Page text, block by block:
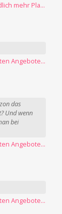
→ iOS 27 macht die Uhr kleiner: Endlich mehr Platz fürs Hintergrundbild
→ Microsoft 365 Family: Sind die guten Angebote vorbei?
das
Und wenn
bei
→ Microsoft 365 Family: Sind die guten Angebote vorbei?
→ Microsoft 365 Family: Sind die guten Angebote vorbei?